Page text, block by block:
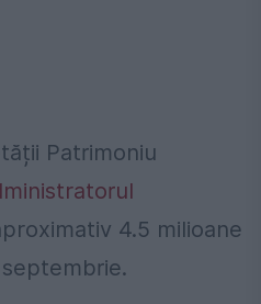
Patrimoniu
4.5 milioane